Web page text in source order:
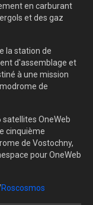
en carburant
et des gaz
la station de
d'assemblage et
à une mission
de
satellites OneWeb
cinquième
de Vostochny,
pour OneWeb
Roscosmos